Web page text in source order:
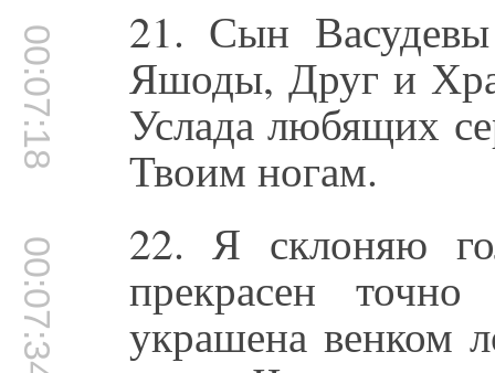
00:07:18 21. Сын
Яшоды, Друг и
Услада любящих
Твоим ногам.
00:07:34 22. Я склоняю
прекрасен
украшена венком